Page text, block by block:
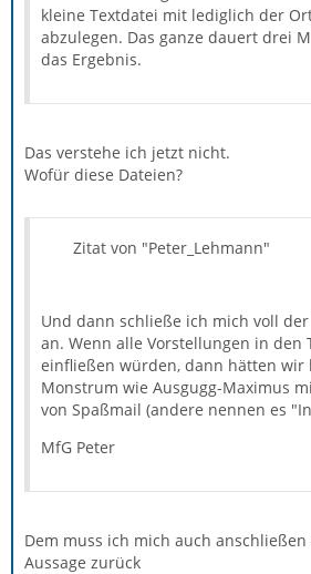
kleine Textdatei mit lediglich der
abzulegen. Das ganze dauert drei
das Ergebnis.
Das verstehe ich jetzt nicht.
Wofür diese Dateien?
Zitat von "Peter_Lehmann"
Und dann schließe ich mich voll
an. Wenn alle Vorstellungen in
einfließen würden, dann hätten wir
Monstrum wie Ausgugg-Maximus
von Spaßmail (andere nennen es
MfG Peter
Dem muss ich mich auch
Aussage zurück